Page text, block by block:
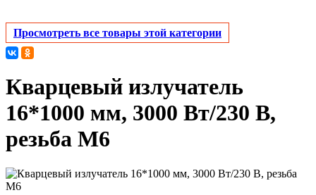
Просмотреть все товары этой категории
Кварцевый излучатель
16*1000 мм, 3000 Вт/230 В,
резьба М6